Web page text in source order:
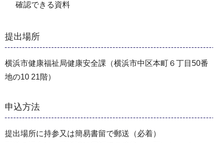
確認できる資料
提出場所
横浜市健康福祉局健康安全課（横浜市中区本町６丁目50番
地の10 21階）
申込方法
提出場所に持参又は簡易書留で郵送（必着）